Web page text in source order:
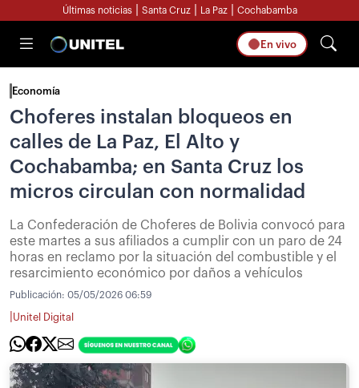
Últimas noticias Santa Cruz La Paz Cochabamba
En vivo
Economía
Choferes instalan bloqueos en
calles de La Paz, El Alto y
Cochabamba; en Santa Cruz los
micros circulan con normalidad
La Confederación de Choferes de Bolivia convocó para
este martes a sus afiliados a cumplir con un paro de 24
horas en reclamo por la situación del combustible y el
resarcimiento económico por daños a vehículos
Publicación: 05/05/2026 06:59
Unitel Digital